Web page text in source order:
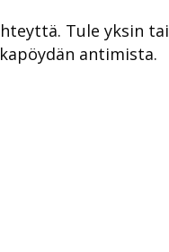
Tule yksin tai
antimista.